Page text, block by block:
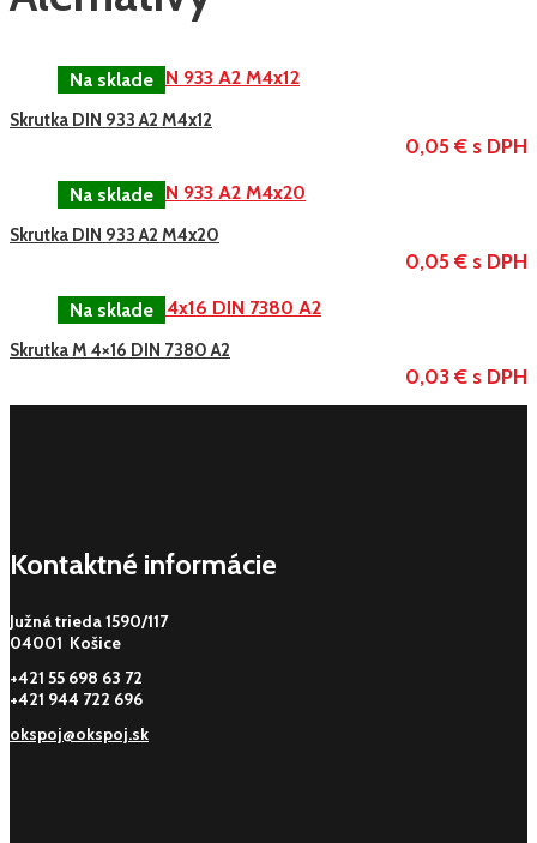
Skrutka DIN 933 A2 M4x12
0,05 € s DPH
Skrutka DIN 933 A2 M4x20
0,05 € s DPH
Skrutka M 4×16 DIN 7380 A2
0,03 € s DPH
Kontaktné informácie
Južná trieda 1590/117
04001 Košice
+421 55 698 63 72
+421 944 722 696
okspoj@okspoj.sk